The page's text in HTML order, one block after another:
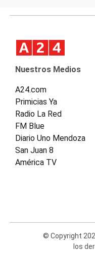
Nuestros Medios
A24.com
Primicias Ya
Radio La Red
FM Blue
Diario Uno Mendoza
San Juan 8
América TV
© Copyright
los